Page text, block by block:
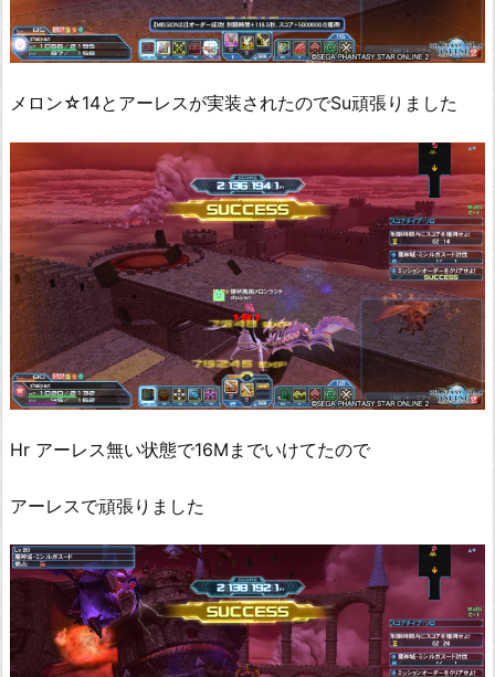
メロン☆14とアーレスが実装されたのでSu頑張りました
Hr アーレス無い状態で16Mまでいけてたので
アーレスで頑張りました